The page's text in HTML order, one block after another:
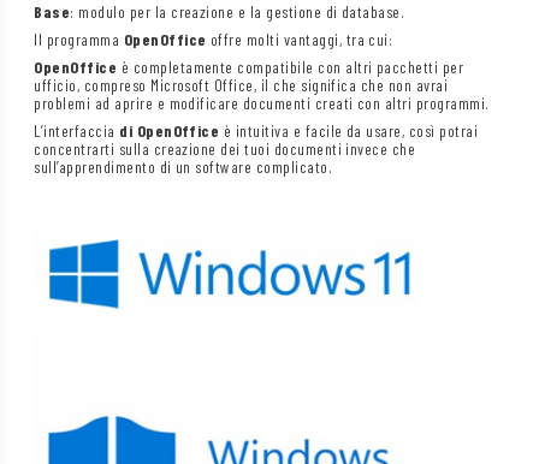
Base: modulo per la creazione e la gestione di database.
Il programma OpenOffice offre molti vantaggi, tra cui:
OpenOffice è completamente compatibile con altri pacchetti per
ufficio, compreso Microsoft Office, il che significa che non avrai
problemi ad aprire e modificare documenti creati con altri programmi.
L’interfaccia di OpenOffice è intuitiva e facile da usare, così potrai
concentrarti sulla creazione dei tuoi documenti invece che
sull’apprendimento di un software complicato.